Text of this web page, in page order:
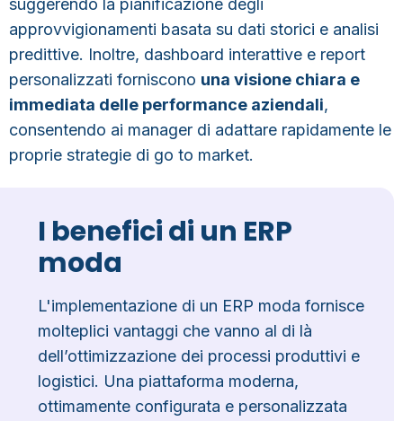
suggerendo la pianificazione degli
approvvigionamenti basata su dati storici e analisi
predittive. Inoltre, dashboard interattive e report
personalizzati forniscono una visione chiara e
immediata delle performance aziendali,
consentendo ai manager di adattare rapidamente le
proprie strategie di go to market.
I benefici di un ERP
moda
L'implementazione di un ERP moda fornisce
molteplici vantaggi che vanno al di là
dell’ottimizzazione dei processi produttivi e
logistici. Una piattaforma moderna,
ottimamente configurata e personalizzata